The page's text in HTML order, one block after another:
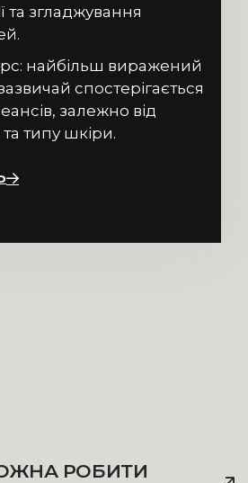
та згладжування
найбільш виражений
спостерігається
залежно від
типу шкіри.
РОБИТИ